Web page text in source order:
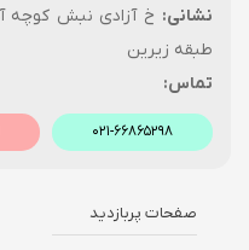
نشانی:
طبقه زیرین
تماس:
۰۲۱-۶۶۸۶۵۲۹۸
صفحات پربازدید